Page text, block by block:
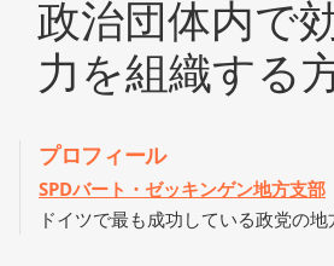
政治団体内で
力を組織する
プロフィール
SPDバート・ゼッキンゲン地方支部
ドイツで最も成功している政党の地